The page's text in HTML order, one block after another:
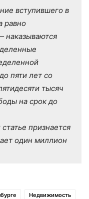
вступившего в
равно
пяти лет со
тысяч
на срок до
признается
один миллион
Недвижимость